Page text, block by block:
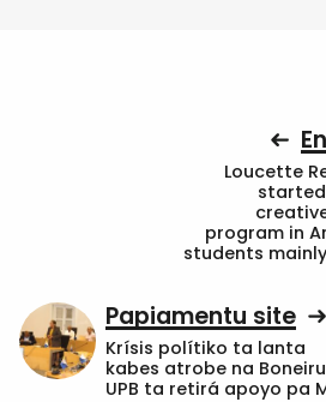
Loucette
program in
students
Papiamentu site
Krísis polítiko ta lanta
kabes atrobe na
UPB ta retirá apoyo pa